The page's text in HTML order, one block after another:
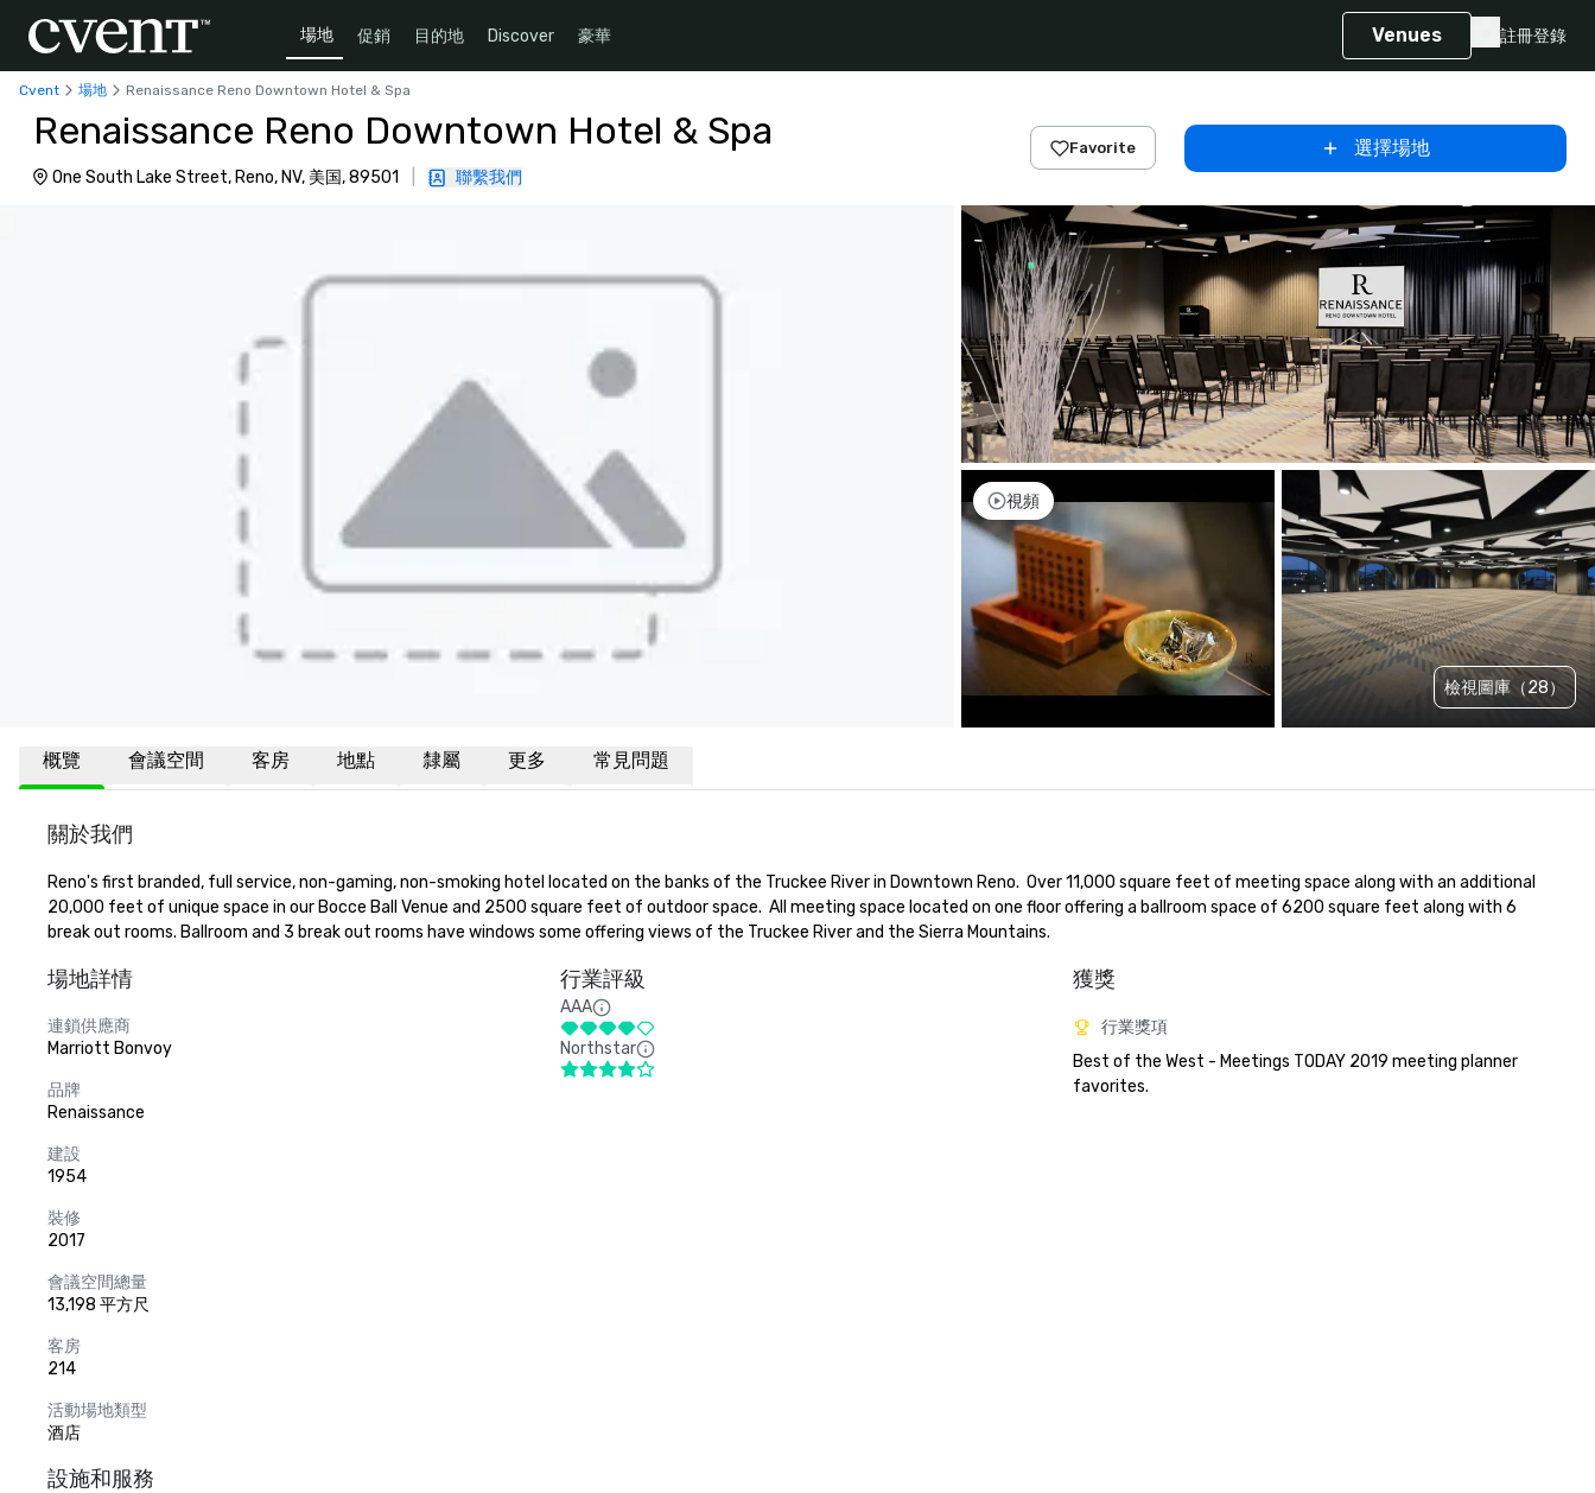
場地 促銷 目的地 Discover 豪華 Venues 註冊登錄
Cvent 場地 Renaissance Reno Downtown Hotel & Spa
Renaissance Reno Downtown Hotel & Spa
One South Lake Street, Reno, NV, 美国, 89501 聯繫我們
Favorite 選擇場地
視頻
檢視圖庫（28）
概覽 會議空間 客房 地點 隸屬 更多 常見問題
關於我們
Reno's first branded, full service, non-gaming, non-smoking hotel located on the banks of the Truckee River in Downtown Reno.  Over 11,000 square feet of meeting space along with an additional
20,000 feet of unique space in our Bocce Ball Venue and 2500 square feet of outdoor space.  All meeting space located on one floor offering a ballroom space of 6200 square feet along with 6
break out rooms. Ballroom and 3 break out rooms have windows some offering views of the Truckee River and the Sierra Mountains.
場地詳情
連鎖供應商
Marriott Bonvoy
品牌
Renaissance
建設
1954
裝修
2017
會議空間總量
13,198 平方尺
客房
214
活動場地類型
酒店
行業評級
AAA
Northstar
獲獎
行業獎項
Best of the West - Meetings TODAY 2019 meeting planner
favorites.
設施和服務